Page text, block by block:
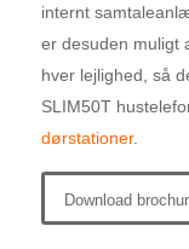
internt
er desuden muligt
hver lejlighed, så
SLIM50T
dørstationer.
Download